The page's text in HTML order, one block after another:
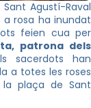
Agustí-Raval
a rosa ha inundat
feien cua per
patrona dels
sacerdots han
a totes les roses
plaça de Sant